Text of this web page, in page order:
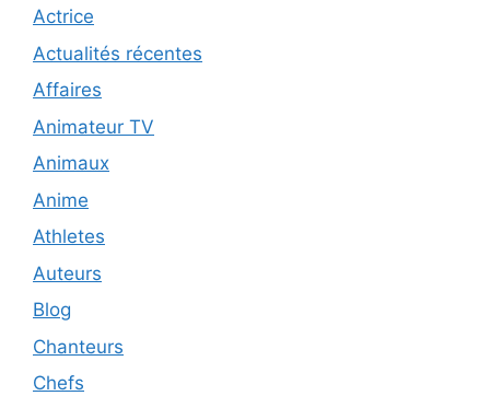
Actrice
Actualités récentes
Affaires
Animateur TV
Animaux
Anime
Athletes
Auteurs
Blog
Chanteurs
Chefs